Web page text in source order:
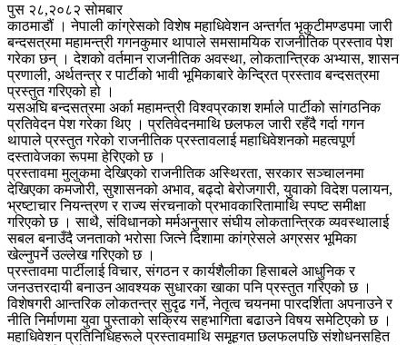
पुस २८,२०८२ सोमबार
काठमाडौं । नेपाली कांग्रेसको विशेष महाधिवेशन अन्तर्गत भृकुटीमण्डपमा जारी
बन्दसत्रमा महामन्त्री गगनकुमार थापाले समसामयिक राजनीतिक प्रस्ताव पेश
गरेका छन् । देशको वर्तमान राजनीतिक अवस्था, लोकतान्त्रिक अभ्यास, शासन
प्रणाली, अर्थतन्त्र र पार्टीको भावी भूमिकाबारे केन्द्रित प्रस्ताव बन्दसत्रमा
प्रस्तुत गरिएको हो ।
यसअघि बन्दसत्रमा अर्का महामन्त्री विश्वप्रकाश शर्माले पार्टीको सांगठनिक
प्रतिवेदन पेश गरेका थिए । प्रतिवेदनमाथि छलफल जारी रहँदै गर्दा गगन
थापाले प्रस्तुत गरेको राजनीतिक प्रस्तावलाई महाधिवेशनको महत्वपूर्ण
दस्तावेजका रूपमा हेरिएको छ ।
प्रस्तावमा मुलुकमा देखिएको राजनीतिक अस्थिरता, सरकार सञ्चालनमा
देखिएका कमजोरी, सुशासनको अभाव, बढ्दो बेरोजगारी, युवाको विदेश पलायन,
भ्रष्टाचार नियन्त्रण र राज्य संरचनाको प्रभावकारितामाथि स्पष्ट समीक्षा
गरिएको छ । साथै, संविधानको मर्मअनुसार संघीय लोकतान्त्रिक व्यवस्थालाई
सबल बनाउँदै जनताको भरोसा जित्ने दिशामा कांग्रेसले अग्रसर भूमिका
खेल्नुपर्ने उल्लेख गरिएको छ ।
प्रस्तावमा पार्टीलाई विचार, संगठन र कार्यशैलीका हिसाबले आधुनिक र
जनउत्तरदायी बनाउन आवश्यक सुधारका खाका पनि प्रस्तुत गरिएको छ ।
विशेषगरी आन्तरिक लोकतन्त्र सुदृढ गर्ने, नेतृत्व चयनमा पारदर्शिता अपनाउने र
नीति निर्माणमा युवा पुस्ताको सक्रिय सहभागिता बढाउने विषय समेटिएको छ ।
महाधिवेशन प्रतिनिधिहरूले प्रस्तावमाथि समूहगत छलफलपछि संशोधनसहित